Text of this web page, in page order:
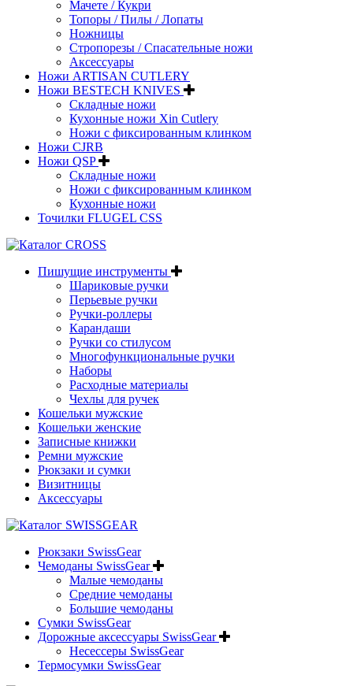
Мачете / Кукри
Топоры / Пилы / Лопаты
Ножницы
Стропорезы / Спасательные ножи
Аксессуары
Ножи ARTISAN CUTLERY
Ножи BESTECH KNIVES
Складные ножи
Кухонные ножи Xin Cutlery
Ножи с фиксированным клинком
Ножи CJRB
Ножи QSP
Складные ножи
Ножи с фиксированным клинком
Кухонные ножи
Точилки FLUGEL CSS
Пишущие инструменты
Шариковые ручки
Перьевые ручки
Ручки-роллеры
Карандаши
Ручки со стилусом
Многофункциональные ручки
Наборы
Расходные материалы
Чехлы для ручек
Кошельки мужские
Кошельки женские
Записные книжки
Ремни мужские
Рюкзаки и сумки
Визитницы
Аксессуары
Рюкзаки SwissGear
Чемоданы SwissGear
Малые чемоданы
Средние чемоданы
Большие чемоданы
Сумки SwissGear
Дорожные аксессуары SwissGear
Несессеры SwissGear
Термосумки SwissGear